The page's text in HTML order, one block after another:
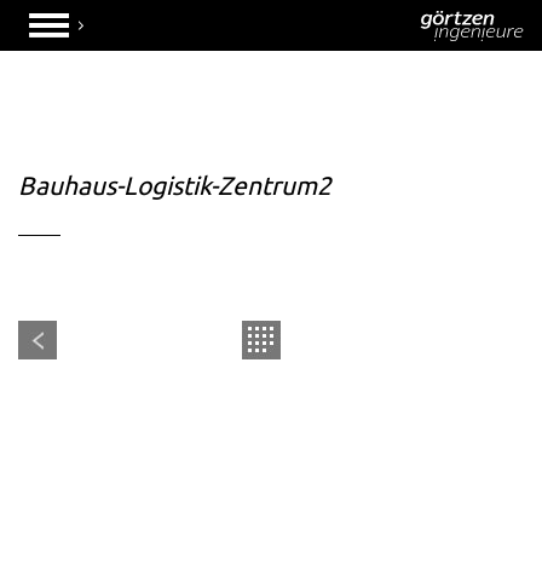
Bauhaus-Logistik-Zentrum2